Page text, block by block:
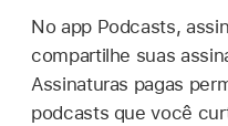
No app Podcasts,
compartilhe suas
Assinaturas pagas
podcasts que você